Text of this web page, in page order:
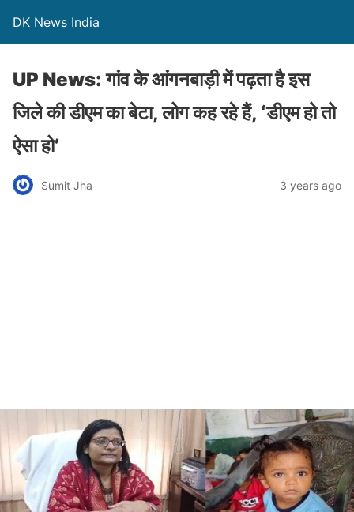
DK News India
UP News: गांव के आंगनबाड़ी में पढ़ता है इस
जिले की डीएम का बेटा, लोग कह रहे हैं, ‘डीएम हो तो
ऐसा हो’
Sumit Jha 3 years ago